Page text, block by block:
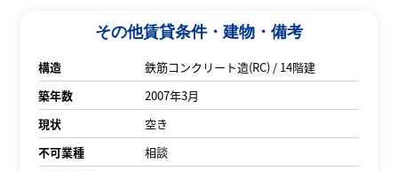
その他賃貸条件・建物・備考
構造
鉄筋コンクリート造(RC) / 14階建
築年数
2007年3月
現状
空き
不可業種
相談